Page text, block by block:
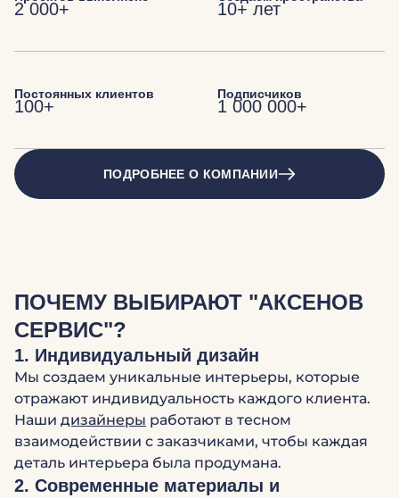
2 000+ 10+ лет
Постоянных клиентов
100+
Подписчиков
1 000 000+
ПОДРОБНЕЕ О КОМПАНИИ
ПОЧЕМУ ВЫБИРАЮТ "АКСЕНОВ
СЕРВИС"?
1. Индивидуальный дизайн
Мы создаем уникальные интерьеры, которые
отражают индивидуальность каждого клиента.
Наши дизайнеры работают в тесном
взаимодействии с заказчиками, чтобы каждая
деталь интерьера была продумана.
2. Современные материалы и